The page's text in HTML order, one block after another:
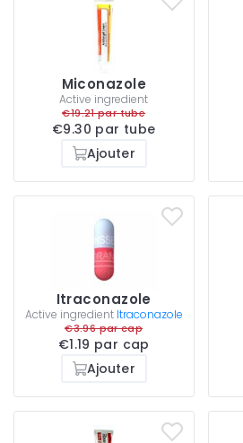
Miconazole
Active ingredient
€19.21 par tube
€9.30 par tube
Ajouter
Itraconazole
Active ingredient Itraconazole
€3.96 par cap
€1.19 par cap
Ajouter